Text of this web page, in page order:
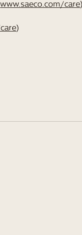
www.saeco.com/care)
)